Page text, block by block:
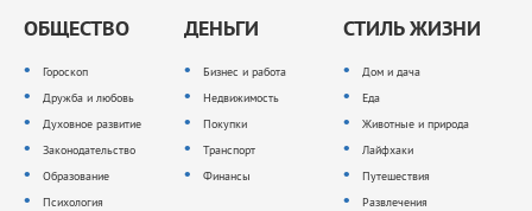
ОБЩЕСТВО
Гороскоп
Дружба и любовь
Духовное развитие
Законодательство
Образование
Психология
ДЕНЬГИ
Бизнес и работа
Недвижимость
Покупки
Транспорт
Финансы
СТИЛЬ ЖИЗНИ
Дом и дача
Еда
Животные и природа
Лайфхаки
Путешествия
Развлечения